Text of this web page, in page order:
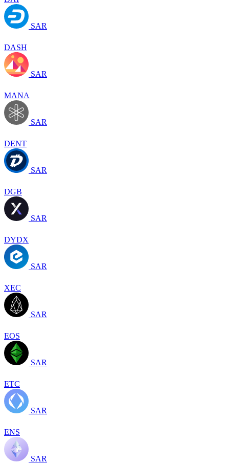
SAR
DASH
SAR
MANA
SAR
DENT
SAR
DGB
SAR
DYDX
SAR
XEC
SAR
EOS
SAR
ETC
SAR
ENS
SAR